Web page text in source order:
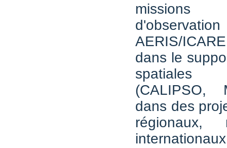
AERIS/
dans le
(CALIPSO,
dans des
régionaux,